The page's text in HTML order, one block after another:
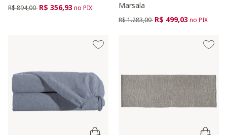
Preço reduzido de
R$ 894,00 para
R$ 356,93no PIX
Marsala
Preço reduzido de
R$ 1.283,00 para
R$ 499,03no PIX